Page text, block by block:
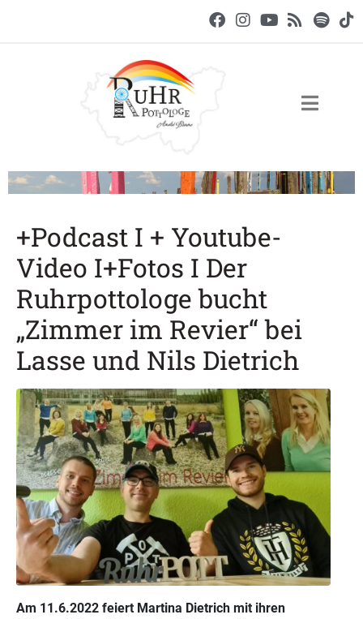
+Podcast I + Youtube-
Video I+Fotos I Der
Ruhrpottologe bucht
„Zimmer im Revier“ bei
Lasse und Nils Dietrich
Am 11.6.2022 feiert Martina Dietrich mit ihren